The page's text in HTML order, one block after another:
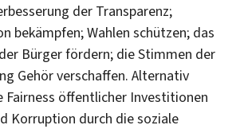
der Transparenz;
bekämpfen; Wahlen schützen; das
Bürger fördern; die Stimmen der
Gehör verschaffen. Alternativ
Fairness öffentlicher Investitionen
Korruption durch die soziale